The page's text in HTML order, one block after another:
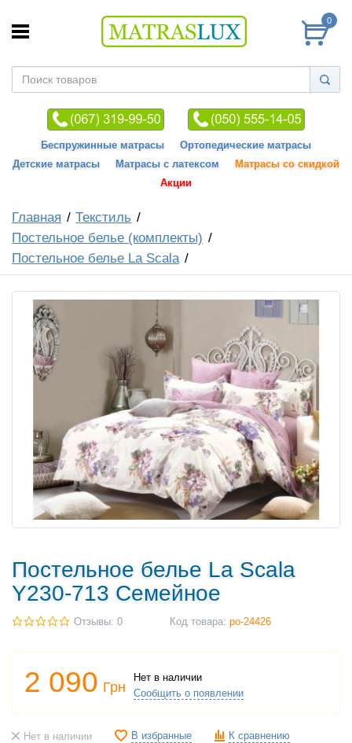
0
Беспружинные матрасы
Ортопедические матрасы
Детские матрасы
Матрасы с латексом
Матрасы со скидкой
Акции
Главная
Текстиль
Постельное белье (комплекты)
Постельное белье La Scala
Постельное белье La Scala
Y230-713 Семейное
Отзывы: 0 Код товара: po-24426
2 090 Грн
Нет в наличии
Сообщить о появлении
Нет в наличии В избранные
К сравнению